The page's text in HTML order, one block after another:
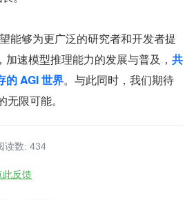
能够为更广泛的研究者和开发者提
速模型推理能力的发展与普及， 共
的 AGI 世界。与此同时，我们期待
限可能。
读数: 434
此反馈